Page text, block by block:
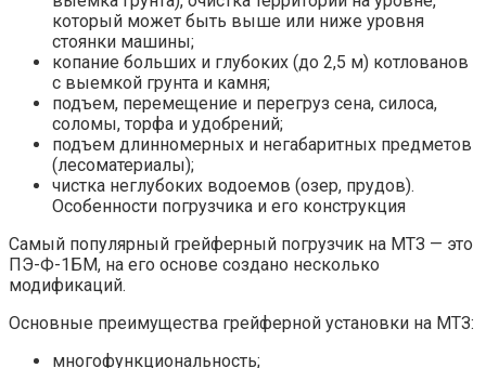
который может быть выше или ниже уровня
стоянки машины;
копание больших и глубоких (до 2,5 м) котлованов
с выемкой грунта и камня;
подъем, перемещение и перегруз сена, силоса,
соломы, торфа и удобрений;
подъем длинномерных и негабаритных предметов
(лесоматериалы);
чистка неглубоких водоемов (озер, прудов).
Особенности погрузчика и его конструкция
Самый популярный грейферный погрузчик на МТЗ — это
ПЭ-Ф-1БМ, на его основе создано несколько
модификаций.
Основные преимущества грейферной установки на МТЗ:
многофункциональность;